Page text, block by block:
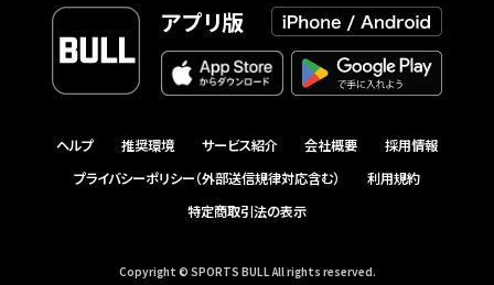
アプリ版
ヘルプ 推奨環境 サービス紹介 会社概要
採用情報
プライバシーポリシー（外部送信規律対応含む）
利用規約
特定商取引法の表示
Copyright © SPORTS BULL All rights reserved.